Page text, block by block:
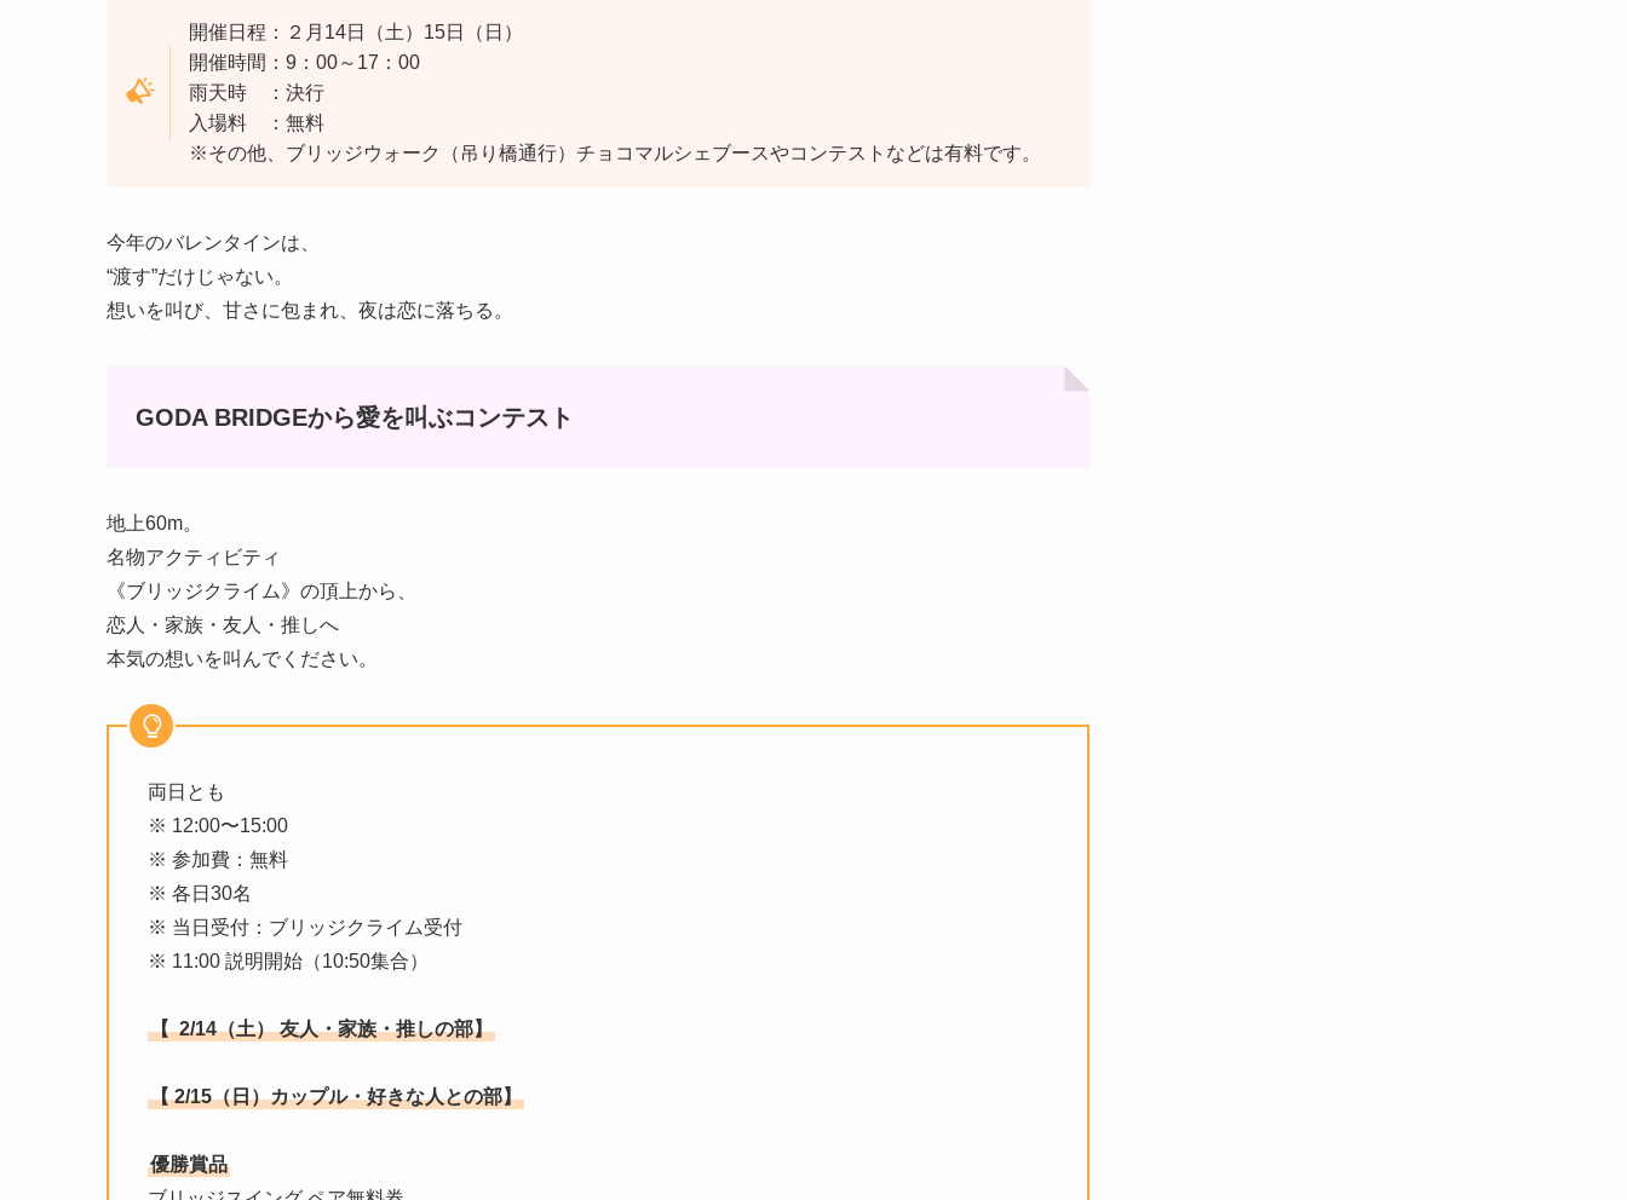
開催日程：２月14日（土）15日（日）
開催時間：9：00～17：00
雨天時 ：決行
入場料 ：無料
※その他、ブリッジウォーク（吊り橋通行）チョコマルシェブースやコンテストなどは有料です。
今年のバレンタインは、
“渡す”だけじゃない。
想いを叫び、甘さに包まれ、夜は恋に落ちる。
GODA BRIDGEから愛を叫ぶコンテスト
地上60m。
名物アクティビティ
《ブリッジクライム》の頂上から、
恋人・家族・友人・推しへ
本気の想いを叫んでください。
両日とも
※ 12:00〜15:00
※ 参加費：無料
※ 各日30名
※ 当日受付：ブリッジクライム受付
※ 11:00 説明開始（10:50集合）
【 2/14（土） 友人・家族・推しの部】
【 2/15（日）カップル・好きな人との部】
優勝賞品